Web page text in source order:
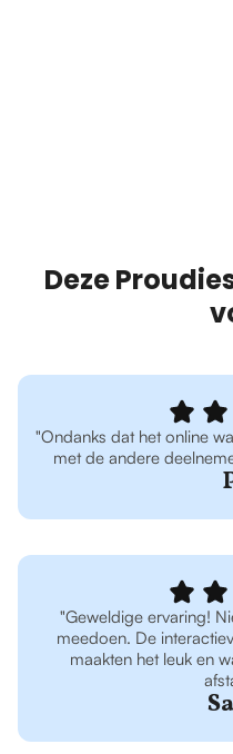
Deze
"Ondanks dat het online
met de andere
"Geweldige ervaring!
meedoen. De
maakten het leuk en